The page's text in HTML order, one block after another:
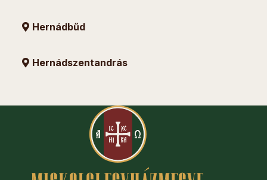
Hernádbűd
Hernádszentandrás